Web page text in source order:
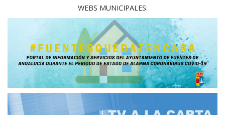
WEBS MUNICIPALES: